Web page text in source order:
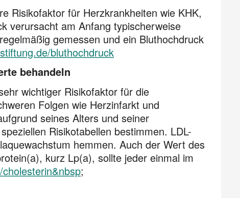
Risikofaktor für Herzkrankheiten wie KHK,
verursacht am Anfang typischerweise
gemessen und ein Bluthochdruck
bluthochdruck
behandeln
wichtiger Risikofaktor für die
Folgen wie Herzinfarkt und
seines Alters und seiner
Risikotabellen bestimmen. LDL-
hemmen. Auch der Wert des
kurz Lp(a), sollte jeder einmal im
;